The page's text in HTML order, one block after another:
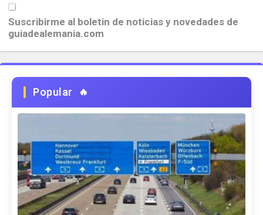
Suscribirme al boletin de noticias y novedades de
guiadealemania.com
Popular